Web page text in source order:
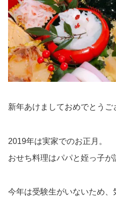
新年あけましておめでとうご
2019年は実家でのお正月。
おせち料理はパパと姪っ子が
今年は受験生がいないため